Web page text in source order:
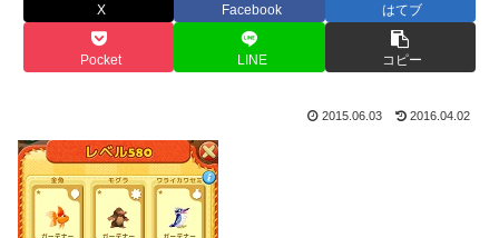
X Facebook はてブ
Pocket LINE コピー
2015.06.03 2016.04.02